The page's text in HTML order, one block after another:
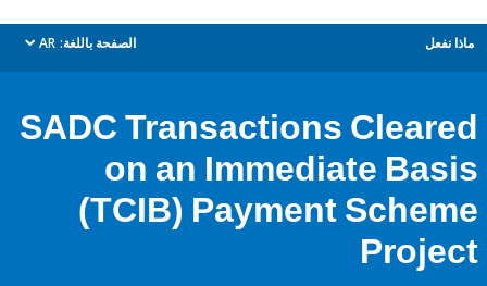
الصفحة باللغة: AR
dropdown
SADC Transactions
on an Immediate
(TCIB) Payment